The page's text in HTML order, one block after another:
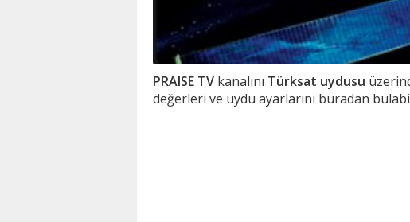
PRAISE TV kanalını Türksat uydusu
değerleri ve uydu ayarlarını buradan